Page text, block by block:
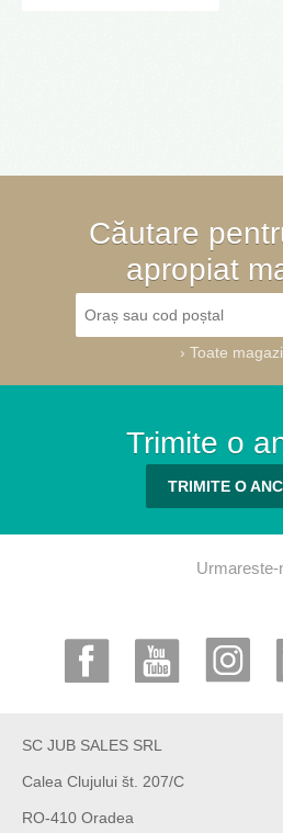
Căutare
apropiat
› Toate
Trimite o
TRIMITE O
Urmareste-
SC JUB SALES SRL
Calea Clujului št. 207/C
RO-410 Oradea